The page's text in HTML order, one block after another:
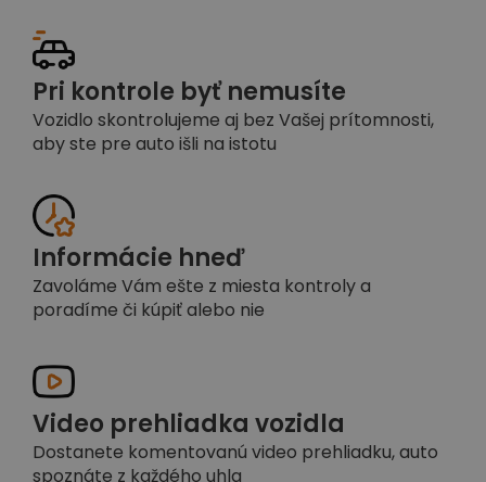
Pri kontrole byť nemusíte
Vozidlo skontrolujeme aj bez Vašej prítomnosti,
aby ste pre auto išli na istotu
Informácie hneď
Zavoláme Vám ešte z miesta kontroly a
poradíme či kúpiť alebo nie
Video prehliadka vozidla
Dostanete komentovanú video prehliadku, auto
spoznáte z každého uhla